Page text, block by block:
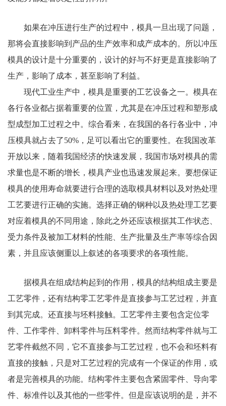
如果在冲压进行生产的过程中，模具一旦出现了问题，
那将会直接影响到产品的生产效率和成产成本的。所以冲压
模具的设计是十分重要的，设计的好与不好更是直接影响了
生产，影响了成本，甚至影响了利益。
现代工业生产中，模具是重要的工艺设备之一。模具在
各行各业都占据着重要的位置，尤其是在冲压过程和塑形成
型成型加工过程之中。综合看来，在我国的各行各业中，冲
压模具就占去了50%，足可以看出它的重要性。在我国改革
开放以来，随着我国经济的快速发展，我国市场对模具的需
求量也是不断的增长，模具产业也迅速发展起来。要想保证
模具的使用寿命就要进行合理的选取模具材料以及对热处理
工艺要进行正确的实施。选择正确的钢种以及热处理工艺要
对应着模具的不同用途，除此之外还应该根据其工作状态、
受力条件及被加工材料的性能、生产批量及生产率等综合因
素，并且应该侧重以上叙述的各项要求的各项性能。
据模具在组成结构起到的作用，模具的结构组成主要是
工艺零件，还有结构零工艺零件是直接参与工艺过程，并直
到其完成。还直接与坯料接触。工艺零件主要包含定位零
件、工作零件、卸料零件与压料零件。然而结构零件就与工
艺零件截然不同，它不直接参与工艺过程，也不会和坯料有
直接的接触，只是对工艺过程的完成有一个保证的作用，或
者是完善模具的功能。结构零件主要包含紧固零件、导向零
件、标准件以及其他的一些零件。但是应该说明的是，并不